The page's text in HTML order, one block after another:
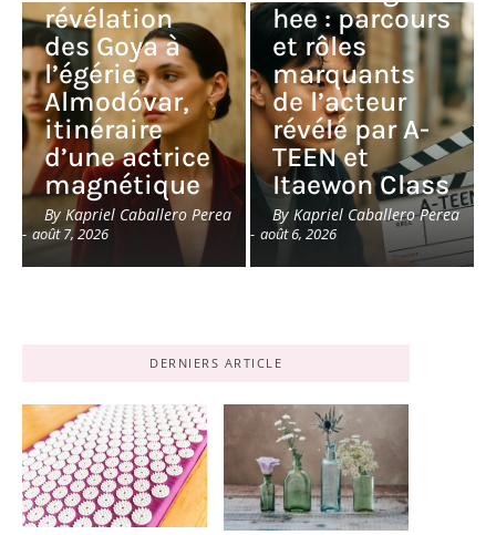
révélation
des Goya à
l’égérie
Almodóvar,
itinéraire
d’une actrice
magnétique
By Kapriel Caballero Perea
- août 7, 2026
hee : parcours
et rôles
marquants
de l’acteur
révélé par A-
TEEN et
Itaewon Class
By Kapriel Caballero Perea
- août 6, 2026
DERNIERS ARTICLE